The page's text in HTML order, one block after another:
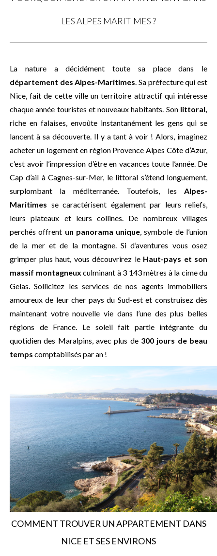
LES ALPES MARITIMES ?
La nature a décidément toute sa place dans le
département des Alpes-Maritimes. Sa préfecture qui est
Nice, fait de cette ville un territoire attractif qui intéresse
chaque année touristes et nouveaux habitants. Sonlittoral,
riche en falaises, envoûte instantanément les gens qui se
lancent à sa découverte. Il y a tant à voir ! Alors, imaginez
acheter un logement en région Provence Alpes Côte d’Azur,
c’est avoir l’impression d’être en vacances toute l’année. De
Cap d’ail à Cagnes-sur-Mer, le littoral s’étend longuement,
surplombant la méditerranée. Toutefois, les Alpes-
Maritimes se caractérisent également par leurs reliefs,
leurs plateaux et leurs collines. De nombreux villages
perchés offrent un panorama unique, symbole de l’union
de la mer et de la montagne. Si d’aventures vous osez
grimper plus haut, vous découvrirez le Haut-pays et son
massif montagneux culminant à 3 143 mètres à la cime du
Gelas. Sollicitez les services de nos agents immobiliers
amoureux de leur cher pays du Sud-est et construisez dès
maintenant votre nouvelle vie dans l’une des plus belles
régions de France. Le soleil fait partie intégrante du
quotidien des Maralpins, avec plus de 300 jours de beau
temps comptabilisés par an !
COMMENT TROUVER UN APPARTEMENT DANS
NICE ET SES ENVIRONS